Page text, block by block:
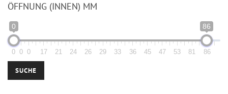
ÖFFNUNG (INNEN) MM
0 86
0 0 0 17 21 24 26 29 33 36 45 47 53 81 86
SUCHE